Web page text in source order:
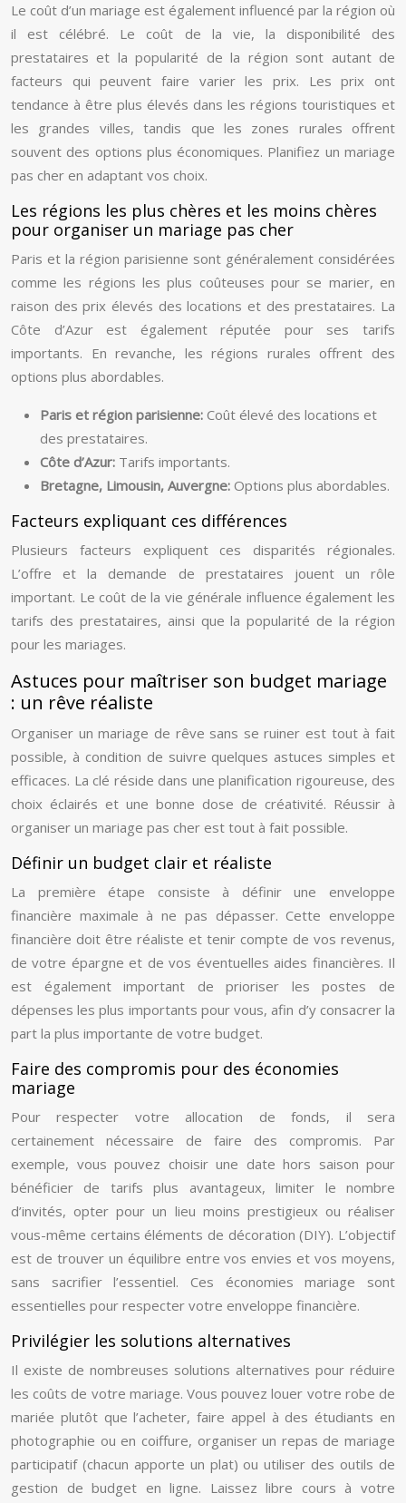
Le coût d’un mariage est également influencé par la région où
il est célébré. Le coût de la vie, la disponibilité des
prestataires et la popularité de la région sont autant de
facteurs qui peuvent faire varier les prix. Les prix ont
tendance à être plus élevés dans les régions touristiques et
les grandes villes, tandis que les zones rurales offrent
souvent des options plus économiques. Planifiez un mariage
pas cher en adaptant vos choix.
Les régions les plus chères et les moins chères
pour organiser un mariage pas cher
Paris et la région parisienne sont généralement considérées
comme les régions les plus coûteuses pour se marier, en
raison des prix élevés des locations et des prestataires. La
Côte d’Azur est également réputée pour ses tarifs
importants. En revanche, les régions rurales offrent des
options plus abordables.
Paris et région parisienne: Coût élevé des locations et
des prestataires.
Côte d’Azur: Tarifs importants.
Bretagne, Limousin, Auvergne: Options plus abordables.
Facteurs expliquant ces différences
Plusieurs facteurs expliquent ces disparités régionales.
L’offre et la demande de prestataires jouent un rôle
important. Le coût de la vie générale influence également les
tarifs des prestataires, ainsi que la popularité de la région
pour les mariages.
Astuces pour maîtriser son budget mariage
: un rêve réaliste
Organiser un mariage de rêve sans se ruiner est tout à fait
possible, à condition de suivre quelques astuces simples et
efficaces. La clé réside dans une planification rigoureuse, des
choix éclairés et une bonne dose de créativité. Réussir à
organiser un mariage pas cher est tout à fait possible.
Définir un budget clair et réaliste
La première étape consiste à définir une enveloppe
financière maximale à ne pas dépasser. Cette enveloppe
financière doit être réaliste et tenir compte de vos revenus,
de votre épargne et de vos éventuelles aides financières. Il
est également important de prioriser les postes de
dépenses les plus importants pour vous, afin d’y consacrer la
part la plus importante de votre budget.
Faire des compromis pour des économies
mariage
Pour respecter votre allocation de fonds, il sera
certainement nécessaire de faire des compromis. Par
exemple, vous pouvez choisir une date hors saison pour
bénéficier de tarifs plus avantageux, limiter le nombre
d’invités, opter pour un lieu moins prestigieux ou réaliser
vous-même certains éléments de décoration (DIY). L’objectif
est de trouver un équilibre entre vos envies et vos moyens,
sans sacrifier l’essentiel. Ces économies mariage sont
essentielles pour respecter votre enveloppe financière.
Privilégier les solutions alternatives
Il existe de nombreuses solutions alternatives pour réduire
les coûts de votre mariage. Vous pouvez louer votre robe de
mariée plutôt que l’acheter, faire appel à des étudiants en
photographie ou en coiffure, organiser un repas de mariage
participatif (chacun apporte un plat) ou utiliser des outils de
gestion de budget en ligne. Laissez libre cours à votre